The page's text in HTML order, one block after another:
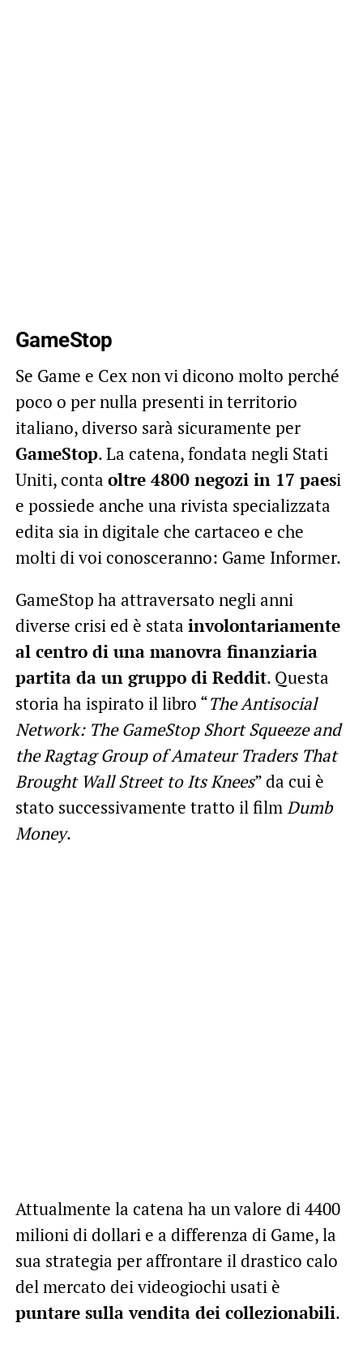
GameStop
Se Game e Cex non vi dicono molto perché
poco o per nulla presenti in territorio
italiano, diverso sarà sicuramente per
GameStop. La catena, fondata negli Stati
Uniti, conta oltre 4800 negozi in 17 paesi
e possiede anche una rivista specializzata
edita sia in digitale che cartaceo e che
molti di voi conosceranno: Game Informer.
GameStop ha attraversato negli anni
diverse crisi ed è stata involontariamente
al centro di una manovra finanziaria
partita da un gruppo di Reddit. Questa
storia ha ispirato il libro “The Antisocial
Network: The GameStop Short Squeeze and
the Ragtag Group of Amateur Traders That
Brought Wall Street to Its Knees” da cui è
stato successivamente tratto il filmDumb
Money.
Attualmente la catena ha un valore di 4400
milioni di dollari e a differenza di Game, la
sua strategia per affrontare il drastico calo
del mercato dei videogiochi usati è
puntare sulla vendita dei collezionabili.